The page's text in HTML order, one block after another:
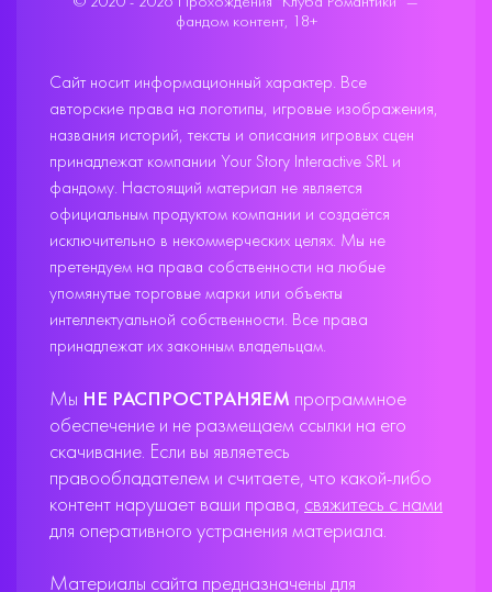
фандом контент, 18+
Сайт носит информационный характер. Все
авторские права на логотипы, игровые изображения,
названия историй, тексты и описания игровых сцен
принадлежат компании Your Story Interactive SRL и
фандому. Настоящий материал не является
официальным продуктом компании и создаётся
исключительно в некоммерческих целях. Мы не
претендуем на права собственности на любые
упомянутые торговые марки или объекты
интеллектуальной собственности. Все права
принадлежат их законным владельцам.
Мы НЕ РАСПРОСТРАНЯЕМ программное
обеспечение и не размещаем ссылки на его
скачивание. Если вы являетесь
правообладателем и считаете, что какой-либо
контент нарушает ваши права, свяжитесь с нами
для оперативного устранения материала.
Материалы сайта предназначены для